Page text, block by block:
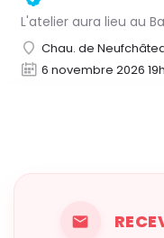
Chau. de
6 novembre 2026